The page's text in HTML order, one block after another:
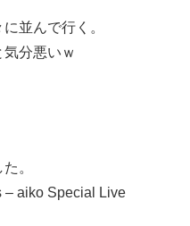
並んで行く。
分悪いｗ
。
– aiko Special Live